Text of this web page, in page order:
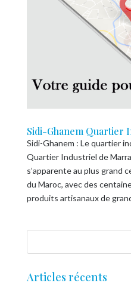
Sidi-Ghanem Quartier
Sidi-Ghanem : Le quartier
Quartier Industriel de
s’apparente au plus grand
du Maroc, avec des
produits artisanaux de
Articles récents